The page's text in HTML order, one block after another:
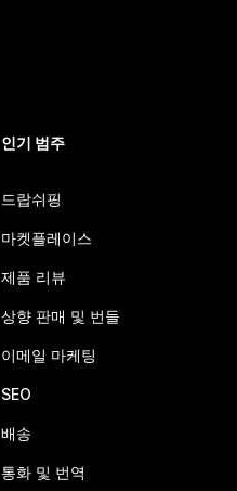
인기 범주
드랍쉬핑
마켓플레이스
제품 리뷰
상향 판매 및 번들
이메일 마케팅
SEO
배송
통화 및 번역